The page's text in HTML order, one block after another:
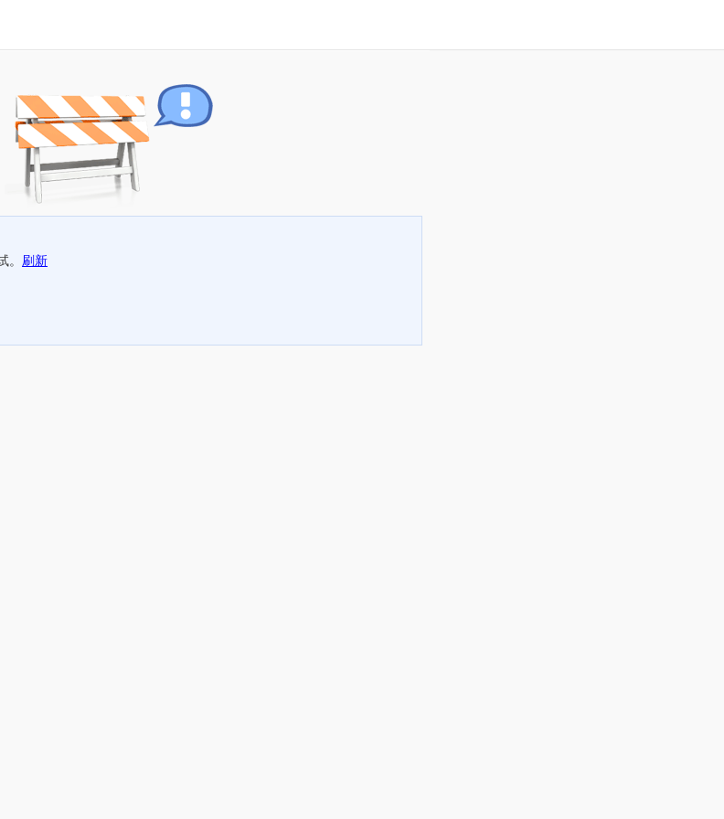
。 刷新